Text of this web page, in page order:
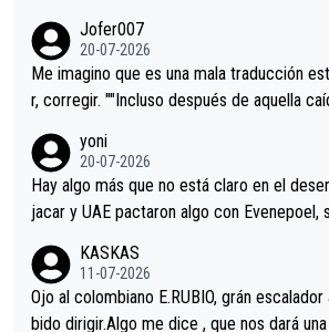
Minguez, Velez etc etc.Me da pena vivir
tristes sin victorias.
Jofer007
20-07-2026
Me imagino que es una mala traducción
r, corregir. ""Incluso después de aquella
permaneció pegado a su rueda. Parecía
a que era capaz de controlar el miedo",
yoni
20-07-2026
Hay algo más que no está claro en el
jacar y UAE pactaron algo con Evenepoel,
i sin pedalear, luego está el saludo con
mano de una manera muy fraternal, más
es en el hombro con que saludaba a
KASKAS
11-07-2026
Ojo al colombiano E.RUBIO, grán escalador
bido dirigir.Algo me dice , que nos